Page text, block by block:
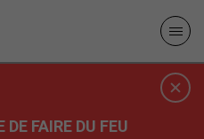
FAIRE DU FEU